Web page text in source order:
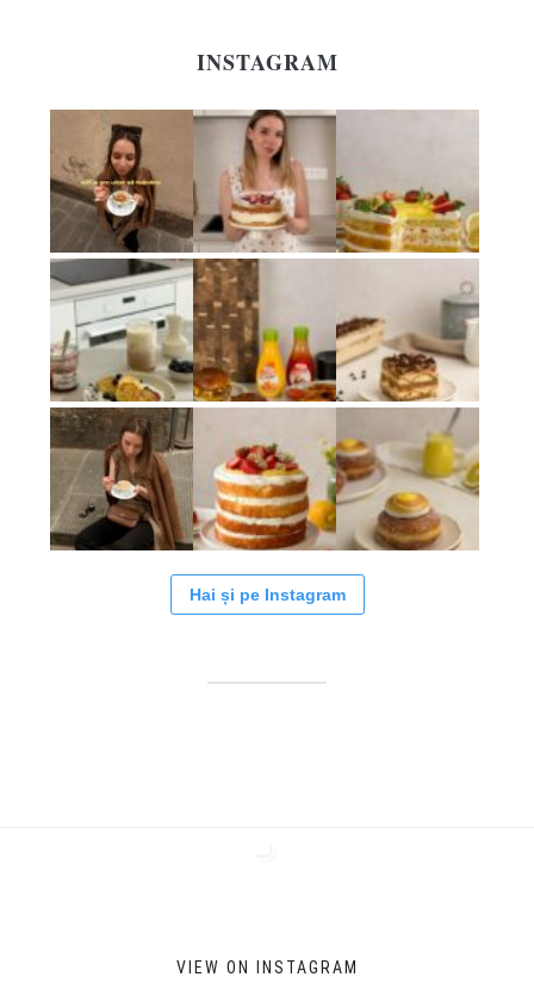
INSTAGRAM
Hai și pe Instagram
VIEW ON INSTAGRAM